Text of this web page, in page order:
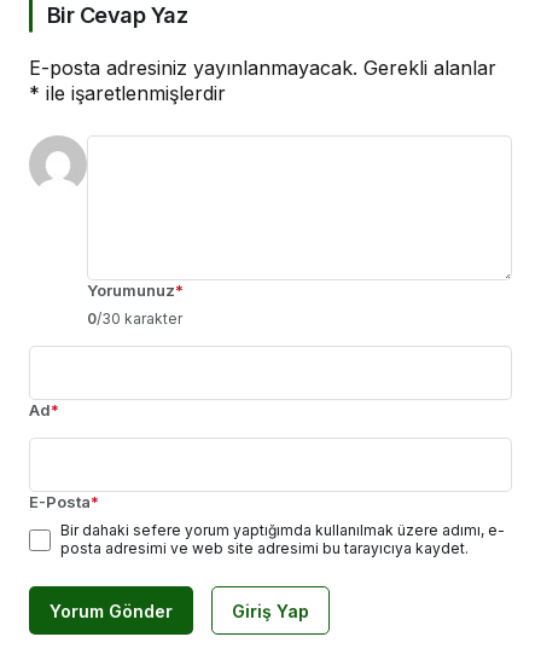
Bir Cevap Yaz
E-posta adresiniz yayınlanmayacak. Gerekli alanlar
* ile işaretlenmişlerdir
Yorumunuz*
0/30 karakter
Ad*
E-Posta*
Bir dahaki sefere yorum yaptığımda kullanılmak üzere adımı, e-
posta adresimi ve web site adresimi bu tarayıcıya kaydet.
Yorum Gönder Giriş Yap